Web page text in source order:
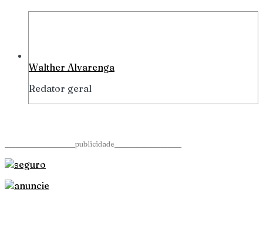
Walther Alvarenga
Redator geral
____________________publicidade___________________